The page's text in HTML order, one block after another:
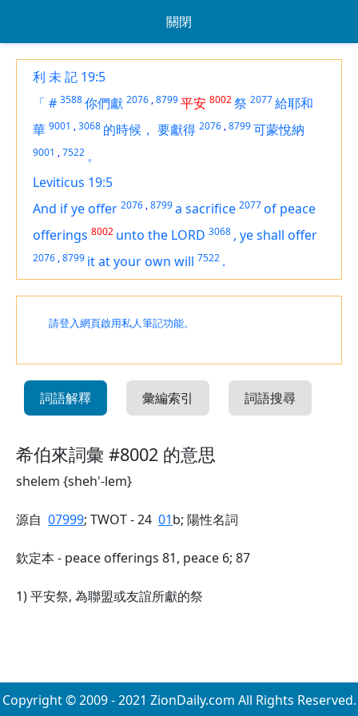
關閉
利 未 記 19:5
「 # 3588你們獻 2076 ,8799平安 8002祭 2077給耶和
華 9001 ,3068 的時候， 要獻得 2076 ,8799可蒙悅納
9001 ,7522 。
Leviticus 19:5
And if ye offer 2076 ,8799a sacrifice 2077of peace
offerings 8002 unto the LORD 3068 , ye shall offer
2076 ,8799 it at your own will 7522 .
請登入網頁啟用私人筆記功能。
詞語解釋 彙編索引 詞語搜尋
希伯來詞彙 #8002 的意思
shelem {sheh'-lem}
源自 07999; TWOT - 24 01b; 陽性名詞
欽定本 - peace offerings 81, peace 6; 87
1) 平安祭, 為聯盟或友誼所獻的祭
Copyright © 2009 - 2021 ZionDaily.com All Rights Reserved.